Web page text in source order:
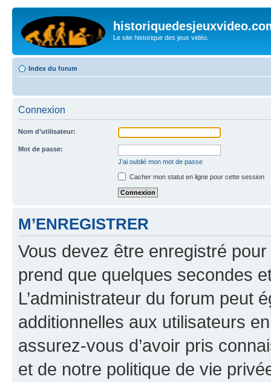
Le site historique des jeux vidéo.
Index du forum
Connexion
Nom d’utilisateur:
Mot de passe:
J’ai oublié mon mot de passe
Cacher mon statut en ligne pour cette session
M’ENREGISTRER
Vous devez être enregistré
prend que quelques secondes
L’administrateur du forum peut
additionnelles aux utilisateurs
assurez-vous d’avoir pris
et de notre politique de vie